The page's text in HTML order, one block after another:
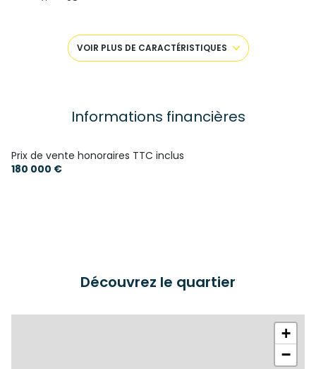
séjour 28 m²
6 chambre(s)
construit en 1945
cuisine séparée (semi-équipée)
VOIR PLUS DE CARACTÉRISTIQUES
Informations financières
Prix de vente honoraires TTC inclus
180 000 €
Découvrez le quartier
+
−